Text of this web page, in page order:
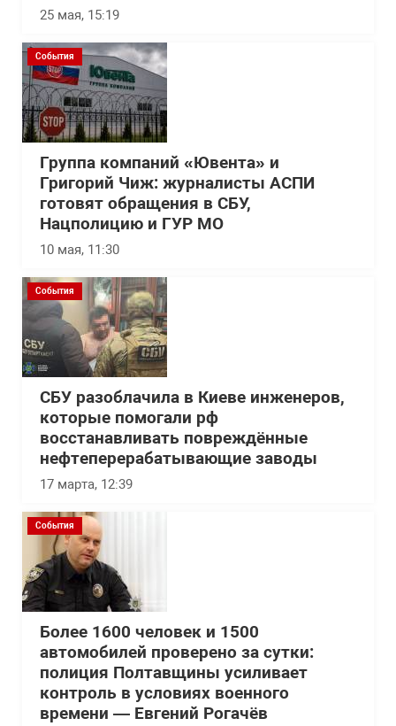
25 мая, 15:19
События
Группа компаний «Ювента» и
Григорий Чиж: журналисты АСПИ
готовят обращения в СБУ,
Нацполицию и ГУР МО
10 мая, 11:30
События
СБУ разоблачила в Киеве инженеров,
которые помогали рф
восстанавливать повреждённые
нефтеперерабатывающие заводы
17 марта, 12:39
События
Более 1600 человек и 1500
автомобилей проверено за сутки:
полиция Полтавщины усиливает
контроль в условиях военного
времени — Евгений Рогачёв